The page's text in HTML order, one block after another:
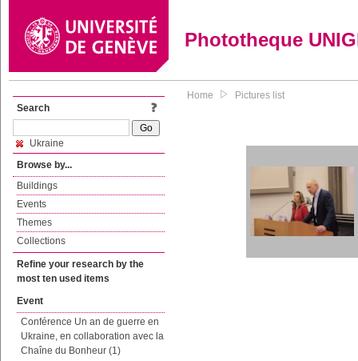
Phototheque
Search
Ukraine
Browse by...
Buildings
Events
Themes
Collections
Refine your research by the
most ten used items
Event
Conférence Un an de guerre en
Ukraine, en collaboration avec la
Chaîne du Bonheur (1)
Home Pictures list